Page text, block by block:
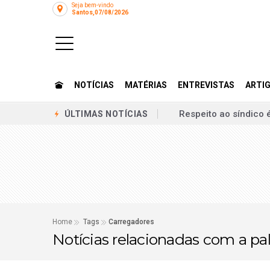
Seja bem-vindo
Santos,07/08/2026
NOTÍCIAS MATÉRIAS ENTREVISTAS
ÚLTIMAS NOTÍCIAS
Jaciara inaugura
Casal de idosos é
Home Tags Carregadores
Notícias relacionadas com a